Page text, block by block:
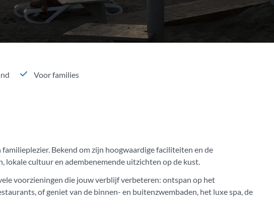
Voor families
Bekend om zijn hoogwaardige faciliteiten en de
cultuur en adembenemende uitzichten op de kust.
voorzieningen die jouw verblijf verbeteren: ontspan op het
of geniet van de binnen- en buitenzwembaden, het luxe spa, de